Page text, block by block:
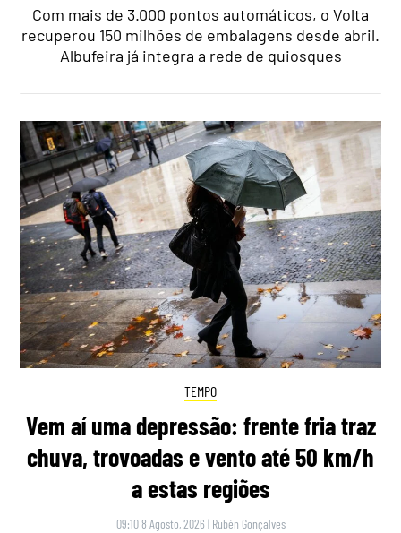
Com mais de 3.000 pontos automáticos, o Volta
recuperou 150 milhões de embalagens desde abril.
Albufeira já integra a rede de quiosques
TEMPO
Vem aí uma depressão: frente fria traz
chuva, trovoadas e vento até 50 km/h
a estas regiões
09:10 8 Agosto, 2026 | Rubén Gonçalves